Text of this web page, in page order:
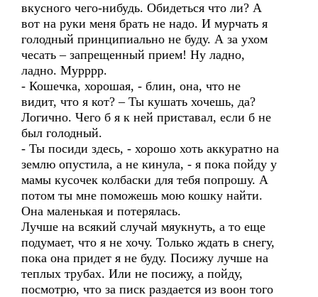
вкусного чего-нибудь. Обидеться что ли? А
вот на руки меня брать не надо. И мурчать я
голодный принципиально не буду. А за ухом
чесать – запрещенный прием! Ну ладно,
ладно. Мурррр.
- Кошечка, хорошая, - блин, она, что не
видит, что я кот? – Ты кушать хочешь, да?
Логично. Чего б я к ней приставал, если б не
был голодный.
- Ты посиди здесь, - хорошо хоть аккуратно на
землю опустила, а не кинула, - я пока пойду у
мамы кусочек колбаски для тебя попрошу. А
потом ты мне поможешь мою кошку найти.
Она маленькая и потерялась.
Лучше на всякий случай мяукнуть, а то еще
подумает, что я не хочу. Только ждать в снегу,
пока она придет я не буду. Посижу лучше на
теплых трубах. Или не посижу, а пойду,
посмотрю, что за писк раздается из воон того